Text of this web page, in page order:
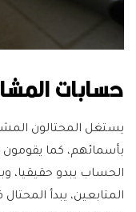
حسابات
يستغل المحتالون
بأسمائهم، كما
الحساب يبدو
المتابعين، يبدأ